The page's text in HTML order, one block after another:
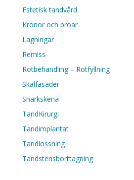
Estetisk tandvård
Kronor och broar
Lagningar
Remiss
Rotbehandling – Rotfyllning
Skalfasader
Snarkskena
TandKirurgi
Tandimplantat
Tandlossning
Tandstensborttagning